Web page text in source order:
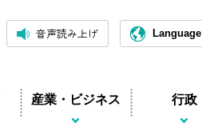
音声読み上げ Language
産業・ビジネス 行政